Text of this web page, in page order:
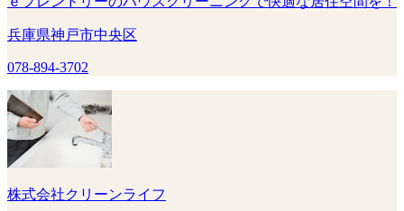
兵庫県神戸市中央区
078-894-3702
株式会社クリーンライフ